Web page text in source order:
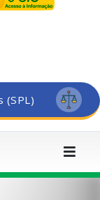
(SPL)